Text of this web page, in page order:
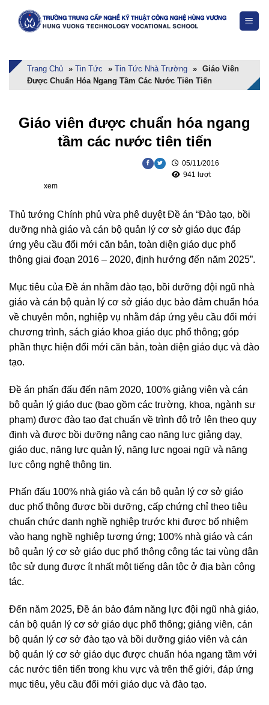
Trang Chủ » Tin Tức » Tin Tức Nhà Trường » Giáo Viên
Được Chuẩn Hóa Ngang Tầm Các Nước Tiên Tiến
Giáo viên được chuẩn hóa ngang
tầm các nước tiên tiến
05/11/2016
941 lượt
xem
Thủ tướng Chính phủ vừa phê duyệt Đề án “Đào tạo, bồi
dưỡng nhà giáo và cán bộ quản lý cơ sở giáo dục đáp
ứng yêu cầu đổi mới căn bản, toàn diện giáo dục phổ
thông giai đoạn 2016 – 2020, định hướng đến năm 2025”.
Mục tiêu của Đề án nhằm đào tạo, bồi dưỡng đội ngũ nhà
giáo và cán bộ quản lý cơ sở giáo dục bảo đảm chuẩn hóa
về chuyên môn, nghiệp vụ nhằm đáp ứng yêu cầu đổi mới
chương trình, sách giáo khoa giáo dục phổ thông; góp
phần thực hiện đổi mới căn bản, toàn diện giáo dục và đào
tạo.
Đề án phấn đấu đến năm 2020, 100% giảng viên và cán
bộ quản lý giáo dục (bao gồm các trường, khoa, ngành sư
phạm) được đào tạo đạt chuẩn về trình độ trở lên theo quy
định và được bồi dưỡng nâng cao năng lực giảng dạy,
giáo dục, năng lực quản lý, năng lực ngoại ngữ và năng
lực công nghệ thông tin.
Phấn đấu 100% nhà giáo và cán bộ quản lý cơ sở giáo
dục phổ thông được bồi dưỡng, cấp chứng chỉ theo tiêu
chuẩn chức danh nghề nghiệp trước khi được bổ nhiệm
vào hạng nghề nghiệp tương ứng; 100% nhà giáo và cán
bộ quản lý cơ sở giáo dục phổ thông công tác tại vùng dân
tộc sử dụng được ít nhất một tiếng dân tộc ở địa bàn công
tác.
Đến năm 2025, Đề án bảo đảm năng lực đội ngũ nhà giáo,
cán bộ quản lý cơ sở giáo dục phổ thông; giảng viên, cán
bộ quản lý cơ sở đào tạo và bồi dưỡng giáo viên và cán
bộ quản lý cơ sở giáo dục được chuẩn hóa ngang tầm với
các nước tiên tiến trong khu vực và trên thế giới, đáp ứng
mục tiêu, yêu cầu đổi mới giáo dục và đào tạo.